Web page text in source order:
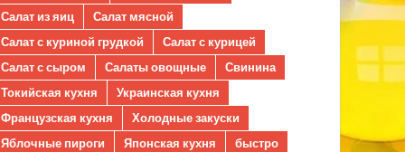
Салат из яиц
Салат мясной
Салат с куриной грудкой
Салат с курицей
Салат с сыром
Салаты овощные
Свинина
Токийская кухня
Украинская кухня
Французская кухня
Холодные закуски
Яблочные пироги
Японская кухня
быстро